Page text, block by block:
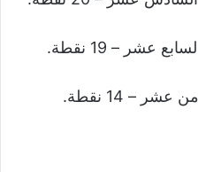
عشر – 19 نقطة.
– 14 نقطة.